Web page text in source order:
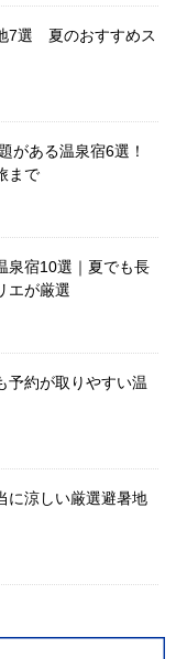
7選 夏のおすすめス
がある温泉宿6選！
まで
泉宿10選｜夏でも長
エが厳選
予約が取りやすい温
に涼しい厳選避暑地